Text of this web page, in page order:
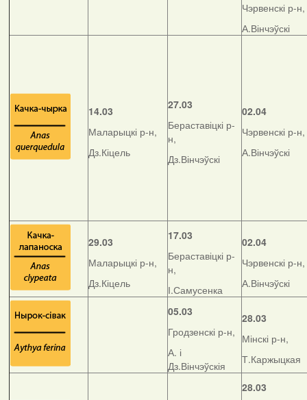
Чэрвенскі р-н,
А.Вінчэўскі
14.03
Маларыцкі р-н,
Дз.Кіцель
27.03
Бераставіцкі р-
н,
Дз.Вінчэўскі
02.04
Чэрвенскі р-н,
А.Вінчэўскі
29.03
Маларыцкі р-н,
Дз.Кіцель
17.03
Бераставіцкі р-
н,
І.Самусенка
02.04
Чэрвенскі р-н,
А.Вінчэўскі
05.03
Гродзенскі р-н,
А. і
Дз.Вінчэўскія
28.03
Мінскі р-н,
Т.Каржыцкая
28.03